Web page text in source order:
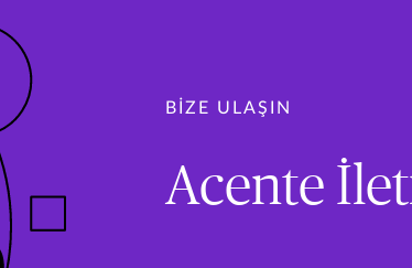
BIZE ULAŞIN
Acente